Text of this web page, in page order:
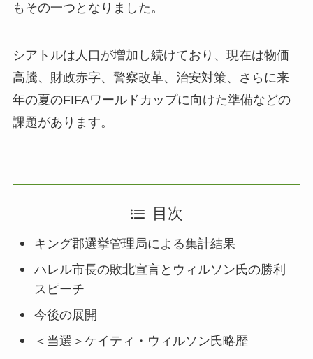
もその一つとなりました。
シアトルは人口が増加し続けており、現在は物価
高騰、財政赤字、警察改革、治安対策、さらに来
年の夏のFIFAワールドカップに向けた準備などの
課題があります。
目次
キング郡選挙管理局による集計結果
ハレル市長の敗北宣言とウィルソン氏の勝利
スピーチ
今後の展開
＜当選＞ケイティ・ウィルソン氏略歴